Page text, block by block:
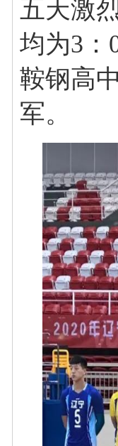
五天激
均为3：
鞍钢高
军。